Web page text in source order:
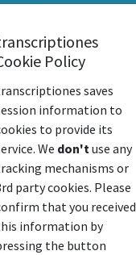
Policy
saves
information to
to provide its
We don't use any
mechanisms or
party cookies. Please
that you received
information by
the button
Document